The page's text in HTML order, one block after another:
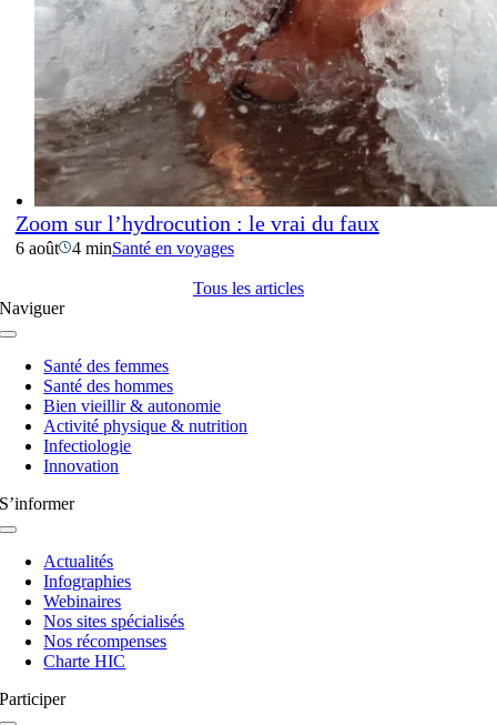
Zoom sur l’hydrocution : le vrai du faux
6 août 4 minSanté en voyages
Tous les articles
Naviguer
Navigation
basculeSanté des femmes
Santé des hommes
Bien vieillir & autonomie
Activité physique & nutrition
Infectiologie
Innovation
S’informer
Navigation
basculeActualités
Infographies
Webinaires
Nos sites spécialisés
Nos récompenses
Charte HIC
Participer